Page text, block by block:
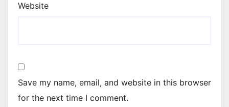
Website
Save my name, email, and website in this browser
for the next time I comment.